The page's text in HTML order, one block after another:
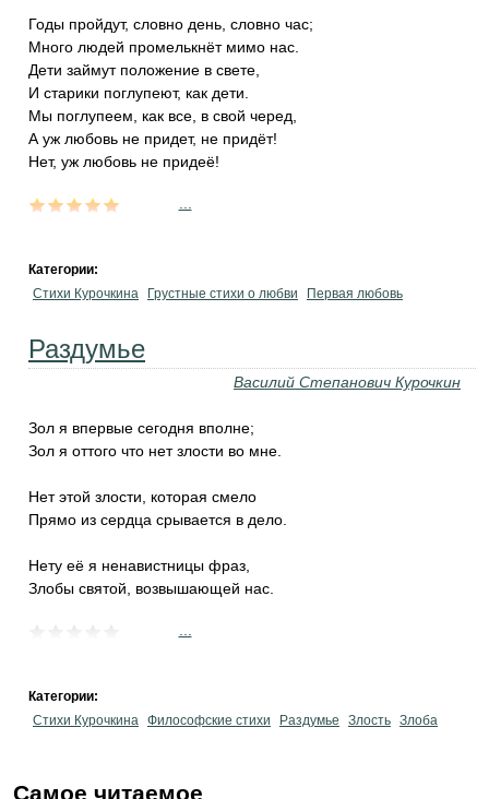
Годы пройдут, словно день, словно час;
Много людей промелькнёт мимо нас.
Дети займут положение в свете,
И старики поглупеют, как дети.
Мы поглупеем, как все, в свой черед,
А уж любовь не придет, не придёт!
Нет, уж любовь не придеё!
Категории:
Стихи Курочкина
Грустные стихи о любви Первая любовь
Раздумье
Василий Степанович Курочкин
Зол я впервые сегодня вполне;
Зол я оттого что нет злости во мне.
Нет этой злости, которая смело
Прямо из сердца срывается в дело.
Нету её я ненавистницы фраз,
Злобы святой, возвышающей нас.
Категории:
Стихи Курочкина Философские стихи Раздумье Злость Злоба
Самое читаемое